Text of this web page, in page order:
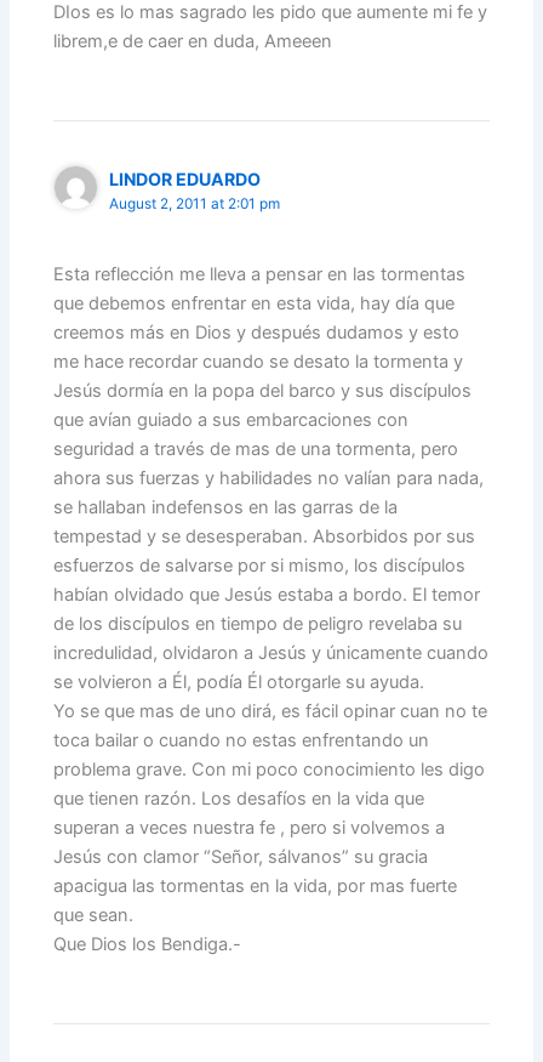
DIos es lo mas sagrado les pido que aumente mi fe y
librem,e de caer en duda, Ameeen
LINDOR EDUARDO
August 2, 2011 at 2:01 pm
Esta reflección me lleva a pensar en las tormentas
que debemos enfrentar en esta vida, hay día que
creemos más en Dios y después dudamos y esto
me hace recordar cuando se desato la tormenta y
Jesús dormía en la popa del barco y sus discípulos
que avían guiado a sus embarcaciones con
seguridad a través de mas de una tormenta, pero
ahora sus fuerzas y habilidades no valían para nada,
se hallaban indefensos en las garras de la
tempestad y se desesperaban. Absorbidos por sus
esfuerzos de salvarse por si mismo, los discípulos
habían olvidado que Jesús estaba a bordo. El temor
de los discípulos en tiempo de peligro revelaba su
incredulidad, olvidaron a Jesús y únicamente cuando
se volvieron a Él, podía Él otorgarle su ayuda.
Yo se que mas de uno dirá, es fácil opinar cuan no te
toca bailar o cuando no estas enfrentando un
problema grave. Con mi poco conocimiento les digo
que tienen razón. Los desafíos en la vida que
superan a veces nuestra fe , pero si volvemos a
Jesús con clamor “Señor, sálvanos” su gracia
apacigua las tormentas en la vida, por mas fuerte
que sean.
Que Dios los Bendiga.-